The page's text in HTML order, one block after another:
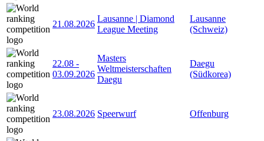
21.08.2026
Lausanne | Diamond
League Meeting
Lausanne
(Schweiz)
22.08 -
03.09.2026
Masters
Weltmeisterschaften
Daegu
Daegu
(Südkorea)
23.08.2026 Speerwurf Offenburg